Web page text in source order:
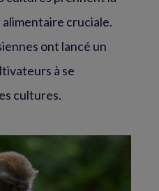
cruciale.
ont lancé un
à se
cultures.